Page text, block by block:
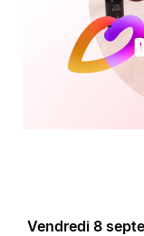
Vendredi 8